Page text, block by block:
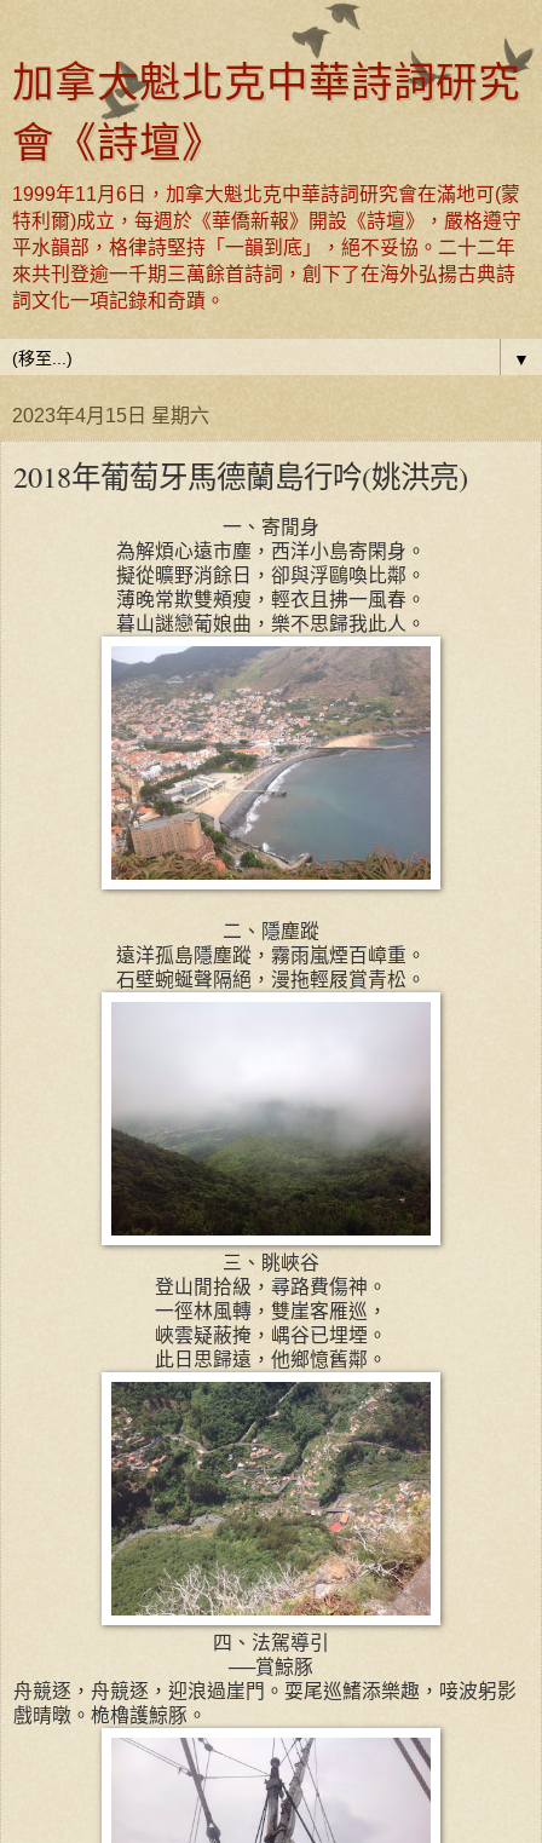
加拿大魁北克中華詩詞研究
會《詩壇》
1999年11月6日，加拿大魁北克中華詩詞研究會在滿地可(蒙
特利爾)成立，每週於《華僑新報》開設《詩壇》，嚴格遵守
平水韻部，格律詩堅持「一韻到底」，絕不妥協。二十二年
來共刊登逾一千期三萬餘首詩詞，創下了在海外弘揚古典詩
詞文化一項記錄和奇蹟。
▼
2023年4月15日 星期六
2018年葡萄牙馬德蘭島行吟(姚洪亮)
一、寄閒身
為解煩心遠市塵，西洋小島寄閑身。
擬從曠野消餘日，卻與浮鷗喚比鄰。
薄晚常欺雙頰瘦，輕衣且拂一風春。
暮山謎戀葡娘曲，樂不思歸我此人。
二、隱塵蹤
遠洋孤島隱塵蹤，霧雨嵐煙百嶂重。
石壁蜿蜒聲隔絕，漫拖輕屐賞青松。
三、眺峽谷
登山閒拾級，尋路費傷神。
一徑林風轉，雙崖客雁巡，
峽雲疑蔽掩，嵎谷已埋堙。
此日思歸遠，他鄉憶舊鄰。
四、法駕導引
──賞鯨豚
舟競逐，舟競逐，迎浪過崖門。耍尾巡鰭添樂趣，唼波躬影
戲晴暾。桅櫓護鯨豚。